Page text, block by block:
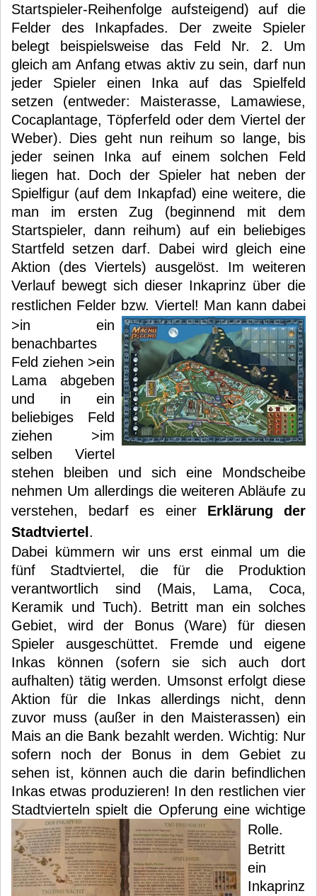
Startspieler-Reihenfolge aufsteigend) auf die
Felder des Inkapfades. Der zweite Spieler
belegt beispielsweise das Feld Nr. 2. Um
gleich am Anfang etwas aktiv zu sein, darf nun
jeder Spieler einen Inka auf das Spielfeld
setzen (entweder: Maisterasse, Lamawiese,
Cocaplantage, Töpferfeld oder dem Viertel der
Weber). Dies geht nun reihum so lange, bis
jeder seinen Inka auf einem solchen Feld
liegen hat. Doch der Spieler hat neben der
Spielfigur (auf dem Inkapfad) eine weitere, die
man im ersten Zug (beginnend mit dem
Startspieler, dann reihum) auf ein beliebiges
Startfeld setzen darf. Dabei wird gleich eine
Aktion (des Viertels) ausgelöst. Im weiteren
Verlauf bewegt sich dieser Inkaprinz über die
restlichen Felder bzw. Viertel! Man kann dabei
>in ein
benachbartes
Feld ziehen >ein
Lama abgeben
und in ein
beliebiges Feld
ziehen >im
selben Viertel
stehen bleiben und sich eine Mondscheibe
nehmen Um allerdings die weiteren Abläufe zu
verstehen, bedarf es einer Erklärung der
Stadtviertel .
Dabei kümmern wir uns erst einmal um die
fünf Stadtviertel, die für die Produktion
verantwortlich sind (Mais, Lama, Coca,
Keramik und Tuch). Betritt man ein solches
Gebiet, wird der Bonus (Ware) für diesen
Spieler ausgeschüttet. Fremde und eigene
Inkas können (sofern sie sich auch dort
aufhalten) tätig werden. Umsonst erfolgt diese
Aktion für die Inkas allerdings nicht, denn
zuvor muss (außer in den Maisterassen) ein
Mais an die Bank bezahlt werden. Wichtig: Nur
sofern noch der Bonus in dem Gebiet zu
sehen ist, können auch die darin befindlichen
Inkas etwas produzieren! In den restlichen vier
Stadtvierteln spielt die Opferung eine wichtige
Rolle.
Betritt
ein
Inkaprinz